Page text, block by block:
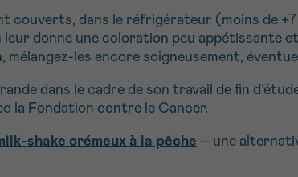
couverts, dans le réfrigérateur (moins de
donne une coloration peu appétissante
les encore soigneusement,
dans le cadre de son travail de fin
la Fondation contre le Cancer.
shake crémeux à la pêche – une